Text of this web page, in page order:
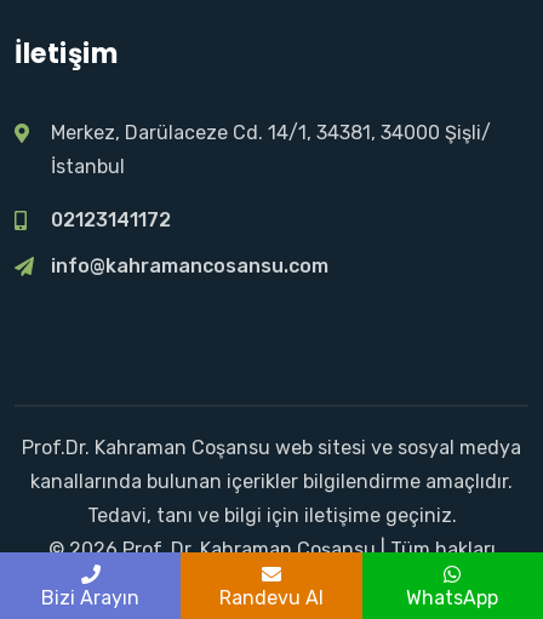
İletişim
Merkez, Darülaceze Cd. 14/1, 34381, 34000 Şişli/
İstanbul
02123141172
info@kahramancosansu.com
Prof.Dr. Kahraman Coşansu web sitesi ve sosyal medya
kanallarında bulunan içerikler bilgilendirme amaçlıdır.
Tedavi, tanı ve bilgi için iletişime geçiniz.
© 2026 Prof. Dr. Kahraman Coşansu | Tüm hakları
saklıdır.
Bizi Arayın Randevu Al WhatsApp